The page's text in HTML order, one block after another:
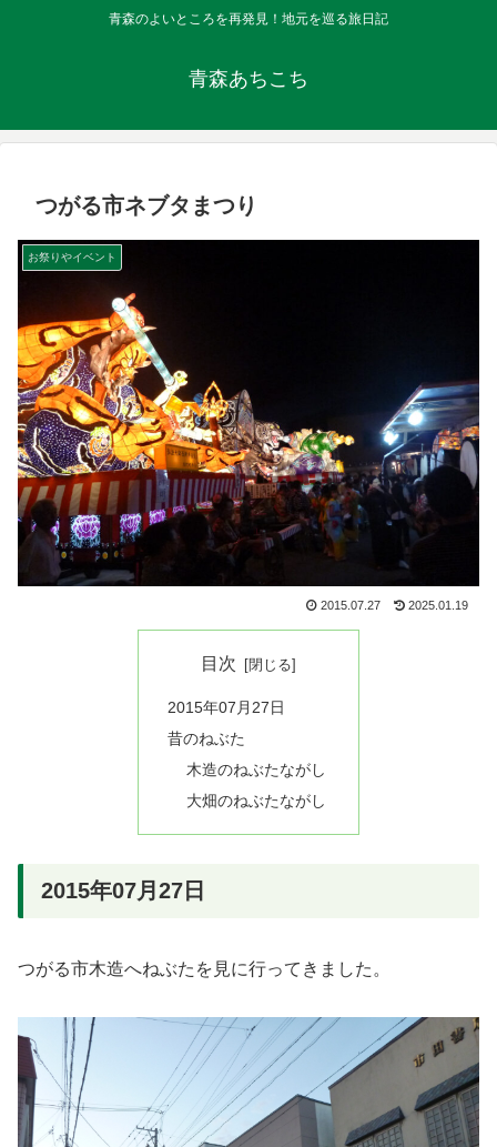
青森のよいところを再発見！地元を巡る旅日記
青森あちこち
つがる市ネブタまつり
お祭りやイベント
2015.07.27 2025.01.19
目次
2015年07月27日
昔のねぶた
木造のねぶたながし
大畑のねぶたながし
2015年07月27日
つがる市木造へねぶたを見に行ってきました。